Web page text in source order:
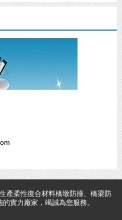
產柔性復合材料橋墩防撞、橋梁防
實力廠家，竭誠為您服務。